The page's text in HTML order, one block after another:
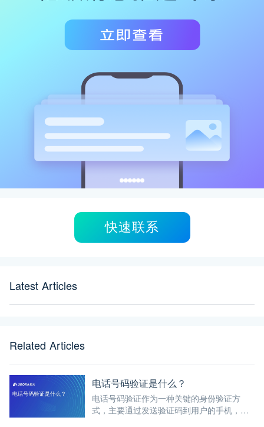
快速联系
Latest Articles
Related Articles
电话号码验证是什么？
电话号码验证作为一种关键的身份验证方
式，主要通过发送验证码到用户的手机，确